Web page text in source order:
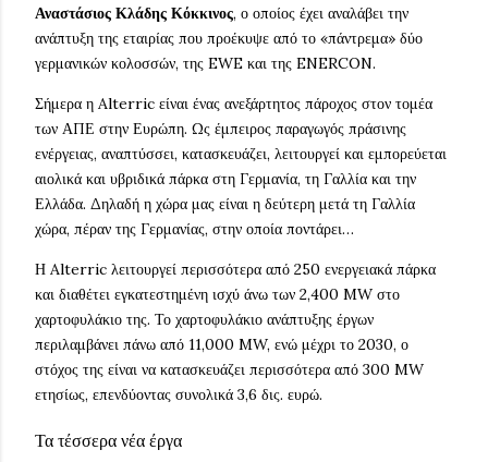
Αναστάσιος Κλάδης Κόκκινος, ο οποίος έχει αναλάβει την
ανάπτυξη της εταιρίας που προέκυψε από το «πάντρεμα» δύο
γερμανικών κολοσσών, της EWE και της ENERCON.
Σήμερα η Alterric είναι ένας ανεξάρτητος πάροχος στον τομέα
των ΑΠΕ στην Ευρώπη. Ως έμπειρος παραγωγός πράσινης
ενέργειας, αναπτύσσει, κατασκευάζει, λειτουργεί και εμπορεύεται
αιολικά και υβριδικά πάρκα στη Γερμανία, τη Γαλλία και την
Ελλάδα. Δηλαδή η χώρα μας είναι η δεύτερη μετά τη Γαλλία
χώρα, πέραν της Γερμανίας, στην οποία ποντάρει…
Η Alterric λειτουργεί περισσότερα από 250 ενεργειακά πάρκα
και διαθέτει εγκατεστημένη ισχύ άνω των 2,400 MW στο
χαρτοφυλάκιο της. Το χαρτοφυλάκιο ανάπτυξης έργων
περιλαμβάνει πάνω από 11,000 MW, ενώ μέχρι το 2030, ο
στόχος της είναι να κατασκευάζει περισσότερα από 300 MW
ετησίως, επενδύοντας συνολικά 3,6 δις. ευρώ.
Τα τέσσερα νέα έργα